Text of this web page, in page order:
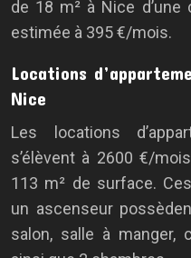
de 18 m² à Nice d’une
estimée à 395 €/mois.
Locations
Nice
Les locations
s’élèvent à 2600 €/
113 m² de surface.
un ascenseur
salon, salle à manger,